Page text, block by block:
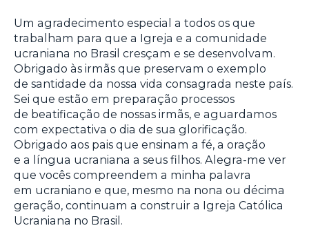
Um agradecimento especial a todos os que
trabalham para que a Igreja e a comunidade
ucraniana no Brasil cresçam e se desenvolvam.
Obrigado às irmãs que preservam o exemplo
de santidade da nossa vida consagrada neste país.
Sei que estão em preparação processos
de beatificação de nossas irmãs, e aguardamos
com expectativa o dia de sua glorificação.
Obrigado aos pais que ensinam a fé, a oração
e a língua ucraniana a seus filhos. Alegra-me ver
que vocês compreendem a minha palavra
em ucraniano e que, mesmo na nona ou décima
geração, continuam a construir a Igreja Católica
Ucraniana no Brasil.